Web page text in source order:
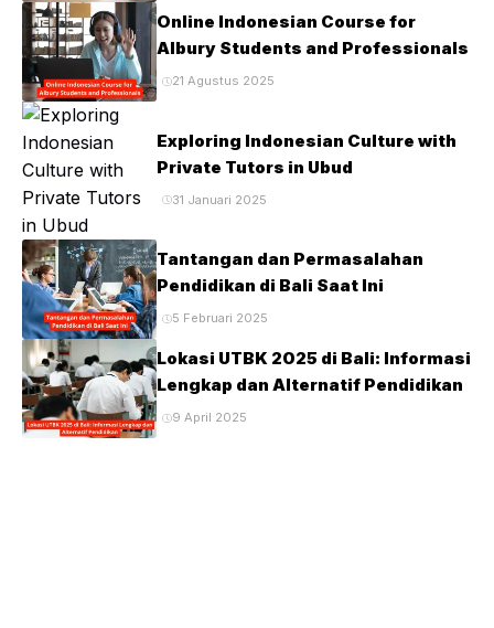
Online Indonesian Course for
Albury Students and Professionals
21 Agustus 2025
Exploring Indonesian Culture with
Private Tutors in Ubud
31 Januari 2025
Tantangan dan Permasalahan
Pendidikan di Bali Saat Ini
5 Februari 2025
Lokasi UTBK 2025 di Bali: Informasi
Lengkap dan Alternatif Pendidikan
9 April 2025